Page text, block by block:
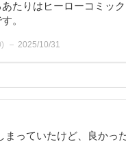
たりはヒーローコミッ
。
) 2025/10/31
まっていたけど、良かっ